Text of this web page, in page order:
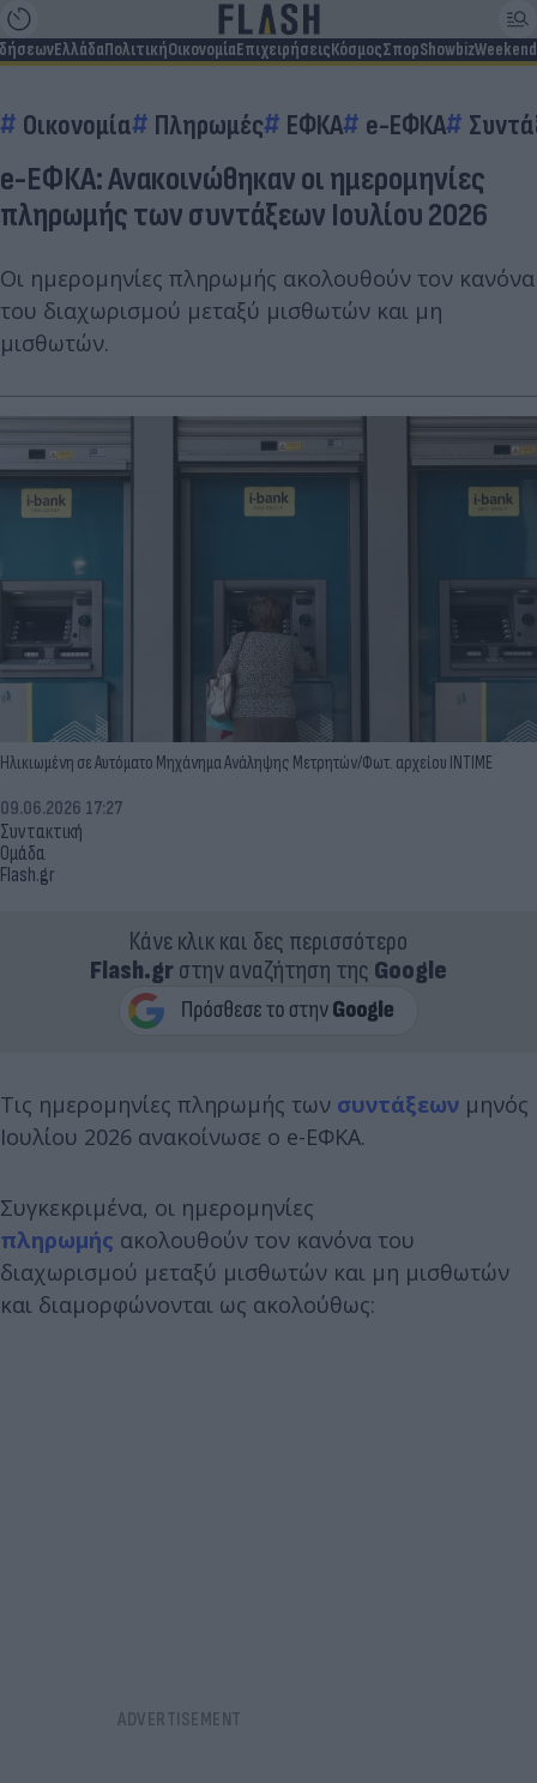
ΕλλάδαΠολιτικήΟικονομίαΕπιχειρήσειςΚόσμοςΣπορShowbizWeekend
Οικονομία Πληρωμές ΕΦΚΑ e-ΕΦΚΑ
e-ΕΦΚΑ: Ανακοινώθηκαν οι ημερομηνίες
πληρωμής των συντάξεων Ιουλίου 2026
Οι ημερομηνίες πληρωμής ακολουθούν τον κανόνα
του διαχωρισμού μεταξύ μισθωτών και μη
μισθωτών.
Ηλικιωμένη σε Αυτόματο Μηχάνημα Ανάληψης Μετρητών/Φωτ. αρχείου INTIME
Συντακτική
Ομάδα
Flash.gr
09.06.2026 17:27
Κάνε κλικ και δες περισσότερο
Flash.grστην αναζήτηση της Google
Τις ημερομηνίες πληρωμής των συντάξεων μηνός
Ιουλίου 2026 ανακοίνωσε ο e-ΕΦΚΑ.
Συγκεκριμένα, οι ημερομηνίες
πληρωμής ακολουθούν τον κανόνα του
διαχωρισμού μεταξύ μισθωτών και μη μισθωτών
και διαμορφώνονται ως ακολούθως: